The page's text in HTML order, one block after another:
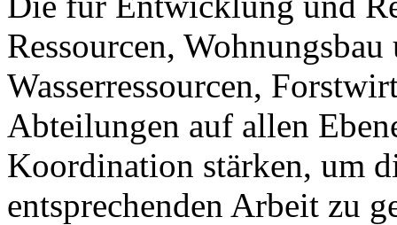
Ressourcen,
Wasserressourcen,
Abteilungen auf allen
Koordination stärken, um
entsprechenden Arbeit zu